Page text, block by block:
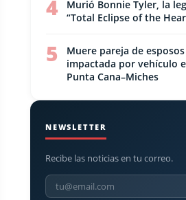
4
Murió Bonnie Tyler, la
“Total Eclipse of the
5
Muere pareja de
impactada por vehículo
Punta Cana–Miches
NEWSLETTER
Recibe las noticias en tu correo.